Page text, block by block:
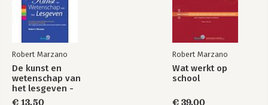
Robert Marzano
De kunst en
wetenschap van
het lesgeven -
Beknopte uitgave
€ 13,50
Robert Marzano
Wat werkt op
school
€ 39,00